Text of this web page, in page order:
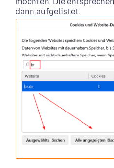
möchten. Die
dann aufgelistet.